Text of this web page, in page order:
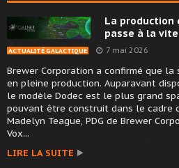
La production
passe à la
ACTUALITÉ GALACTIQUE 7 mai 2026
Brewer Corporation a confirmé que
en pleine production. Auparavant
le modèle Dodec est le plus grand
pouvant être construit dans le cadre
Madelyn Teague, PDG de Brewer
Vox...
LIRE LA SUITE